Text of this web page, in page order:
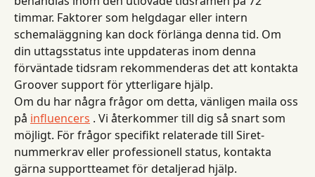
timmar. Faktorer som helgdagar eller intern
schemaläggning kan dock förlänga denna tid. Om
din uttagsstatus inte uppdateras inom denna
förväntade tidsram rekommenderas det att kontakta
Groover support för ytterligare hjälp.
Om du har några frågor om detta, vänligen maila oss
på influencers . Vi återkommer till dig så snart som
möjligt. För frågor specifikt relaterade till Siret-
nummerkrav eller professionell status, kontakta
gärna supportteamet för detaljerad hjälp.